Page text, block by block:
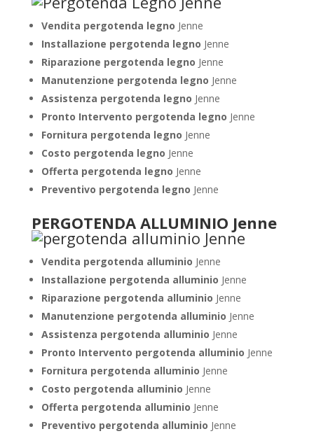
Vendita pergotenda legno Jenne
Installazione pergotenda legno Jenne
Riparazione pergotenda legno Jenne
Manutenzione pergotenda legno Jenne
Assistenza pergotenda legno Jenne
Pronto Intervento pergotenda legno Jenne
Fornitura pergotenda legno Jenne
Costo pergotenda legno Jenne
Offerta pergotenda legno Jenne
Preventivo pergotenda legno Jenne
PERGOTENDA ALLUMINIO Jenne
Vendita pergotenda alluminio Jenne
Installazione pergotenda alluminio Jenne
Riparazione pergotenda alluminio Jenne
Manutenzione pergotenda alluminio Jenne
Assistenza pergotenda alluminio Jenne
Pronto Intervento pergotenda alluminio Jenne
Fornitura pergotenda alluminio Jenne
Costo pergotenda alluminio Jenne
Offerta pergotenda alluminio Jenne
Preventivo pergotenda alluminio Jenne